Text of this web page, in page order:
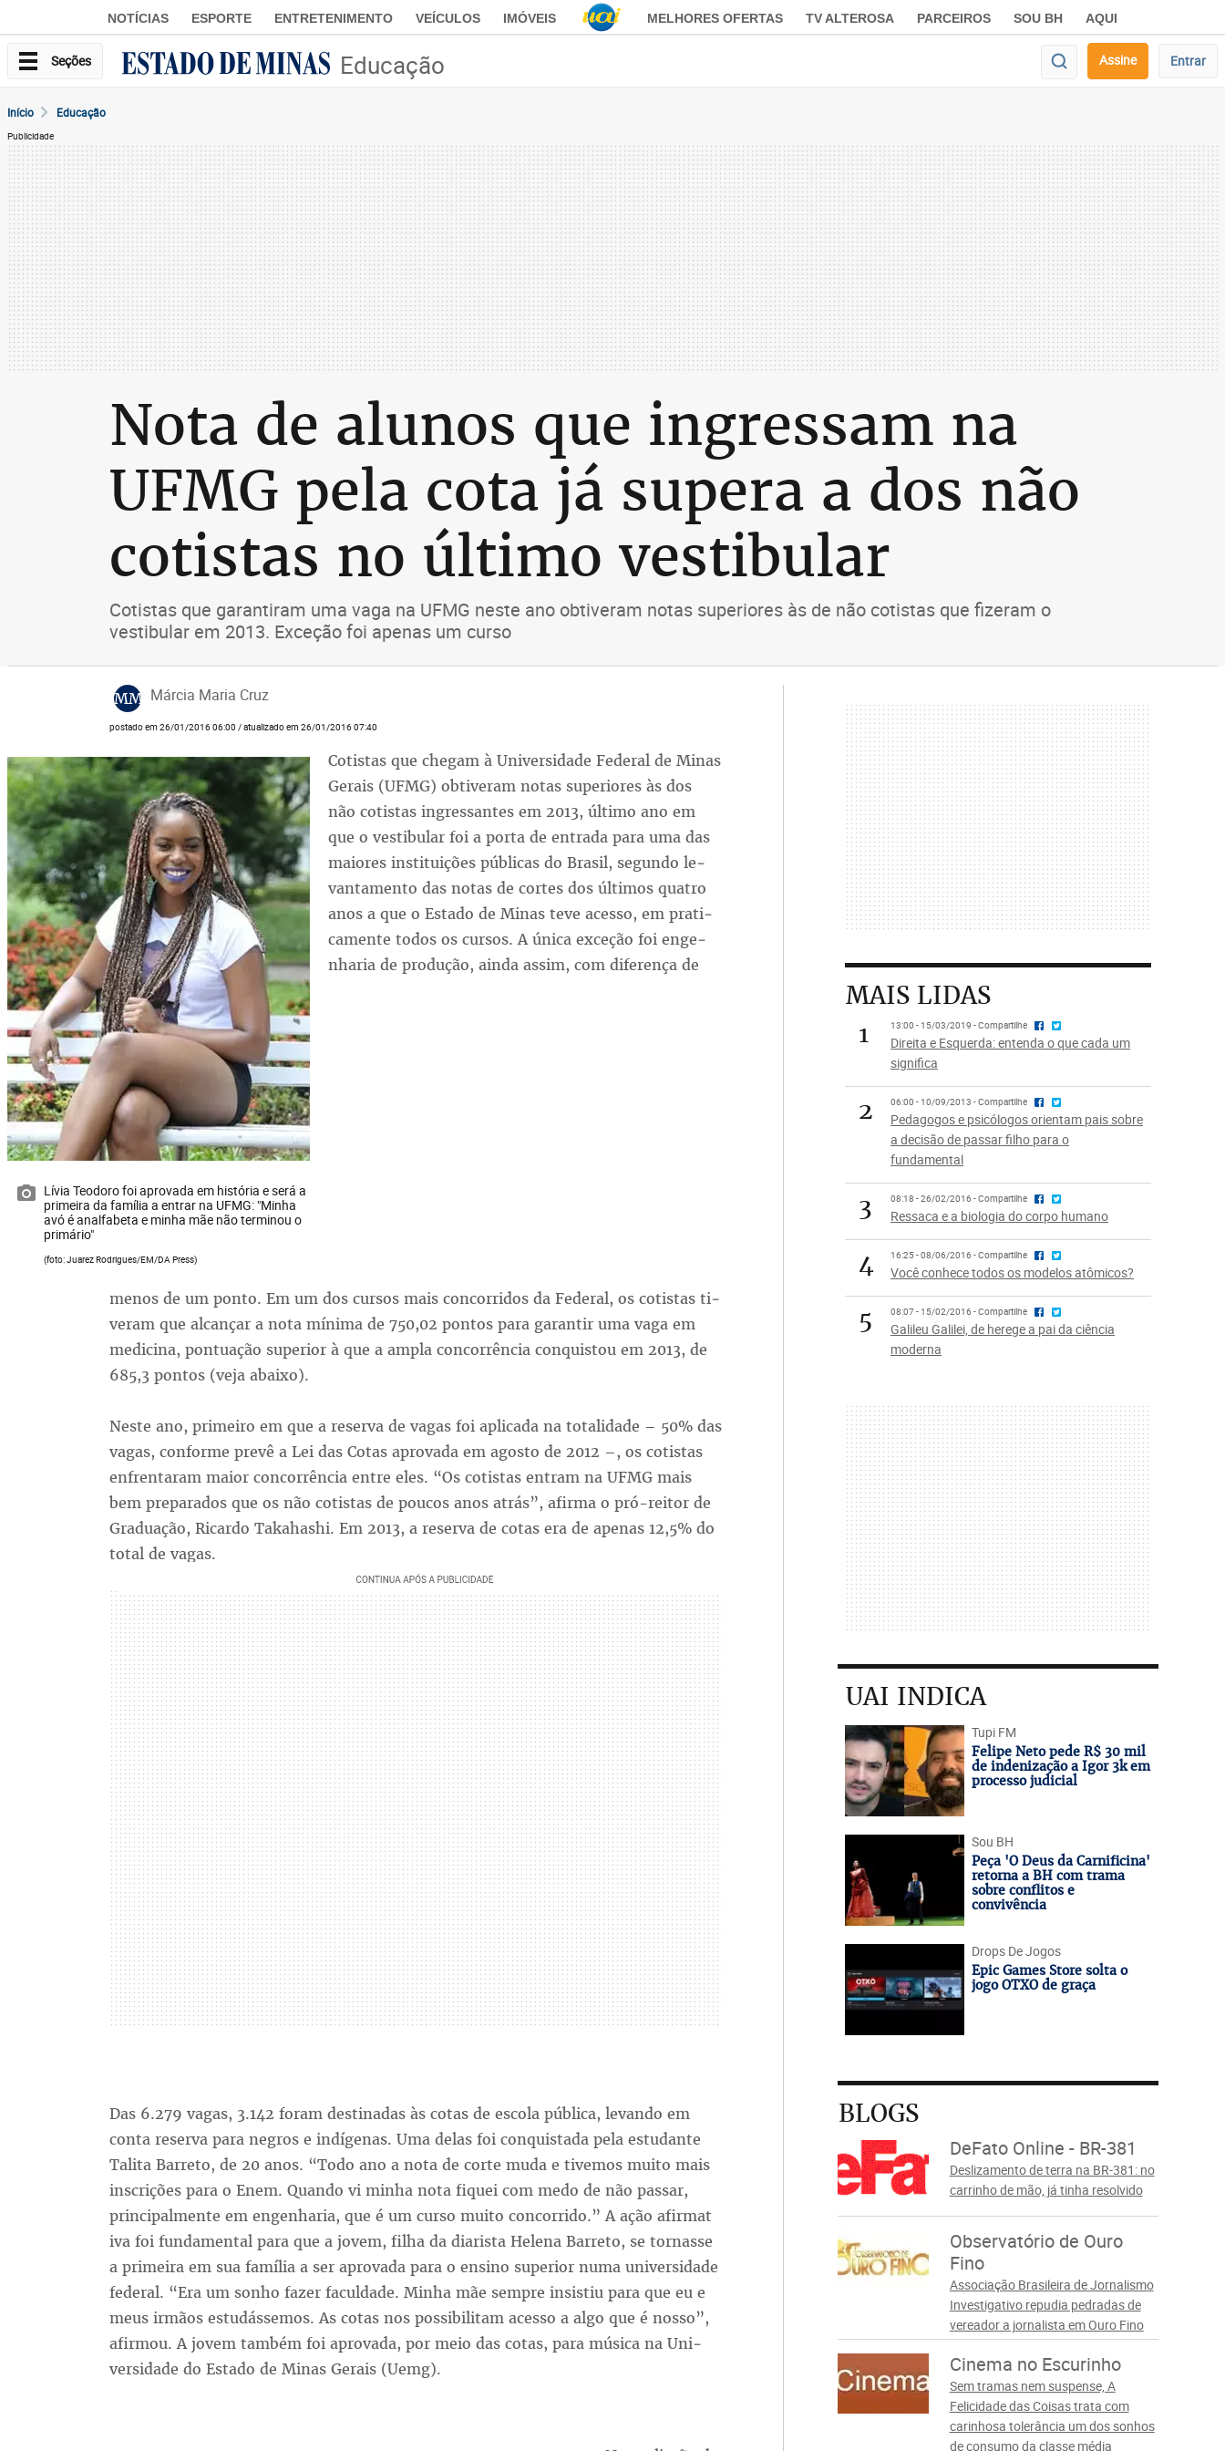
NOTÍCIAS ESPORTE ENTRETENIMENTO VEÍCULOS IMÓVEIS MELHORES OFERTAS TV ALTEROSA PARCEIROS SOU BH AQUI
Seções Educação Assine Entrar
Início Educação
Publicidade
Nota de alunos que ingressam na
UFMG pela cota já supera a dos não
cotistas no último vestibular
Cotistas que garantiram uma vaga na UFMG neste ano obtiveram notas superiores às de não cotistas que fizeram o
vestibular em 2013. Exceção foi apenas um curso
MM Márcia Maria Cruz
postado em 26/01/2016 06:00 / atualizado em 26/01/2016 07:40
Lívia Teodoro foi aprovada em história e será a
primeira da família a entrar na UFMG: "Minha
avó é analfabeta e minha mãe não terminou o
primário"
(foto: Juarez Rodrigues/EM/DA Press)
Co­tis­tas que che­gam à Uni­ver­si­da­de Fe­de­ral de Mi­nas
Ge­rais (UFMG) ob­ti­ve­ram no­tas su­pe­rio­res às dos
não co­tis­tas in­gres­san­tes em 2013, úl­ti­mo ano em
que o ves­ti­bu­lar foi a por­ta de en­tra­da pa­ra uma das
maio­res ins­ti­tui­ções pú­bli­cas do Bra­sil, se­gun­do le­
van­ta­men­to das no­tas de cor­tes dos úl­ti­mos qua­tro
anos a que o Es­ta­do de Mi­nas te­ve aces­so, em pra­ti­
ca­men­te to­dos os cur­sos. A úni­ca ex­ce­ção foi en­ge­
nha­ria de pro­du­ção, ain­da as­sim, com di­fe­ren­ça de
me­nos de um pon­to. Em um dos cur­sos mais con­cor­ri­dos da Fe­de­ral, os co­tis­tas ti­
ve­ram que al­can­çar a no­ta mí­ni­ma de 750,02 pon­tos pa­ra ga­ran­tir uma va­ga em
me­di­ci­na, pon­tua­ção su­pe­rior à que a am­pla con­cor­rên­cia con­quis­tou em 2013, de
685,3 pon­tos (ve­ja abai­xo).
Nes­te ano, pri­mei­ro em que a re­ser­va de va­gas foi apli­ca­da na to­ta­li­da­de – 50% das
va­gas, con­for­me pre­vê a Lei das Co­tas apro­va­da em agos­to de 2012 –, os co­tis­tas
en­fren­ta­ram maior con­cor­rên­cia en­tre eles. “Os co­tis­tas en­tram na UFMG mais
bem pre­pa­ra­dos que os não co­tis­tas de pou­cos anos atrás”, afir­ma o pró-rei­tor de
Gra­dua­ção, Ri­car­do Takahashi. Em 2013, a re­ser­va de co­tas era de ape­nas 12,5% do
to­tal de va­gas.
Das 6.279 va­gas, 3.142 fo­ram des­ti­na­das às co­tas de es­co­la pú­bli­ca, le­van­do em
con­ta re­ser­va pa­ra ne­gros e in­dí­ge­nas. Uma de­las foi con­quis­ta­da pe­la es­tu­dan­te
Ta­li­ta Bar­re­to, de 20 anos. “To­do ano a no­ta de cor­te mu­da e ti­ve­mos mui­to mais
ins­cri­ções pa­ra o Enem. Quan­do vi mi­nha no­ta fi­quei com me­do de não pas­sar,
prin­ci­pal­men­te em en­ge­nha­ria, que é um cur­so mui­to con­cor­ri­do.” A ação afir­ma­t
i­va foi fun­da­men­tal pa­ra que a jo­vem, fi­lha da dia­ris­ta He­le­na Bar­re­to, se tor­nas­se
a pri­mei­ra em sua fa­mí­lia a ser apro­va­da pa­ra o en­si­no su­pe­rior nu­ma uni­ver­si­da­de
fe­de­ral. “Era um so­nho fa­zer fa­cul­da­de. Mi­nha mãe sem­pre in­sis­tiu pa­ra que eu e
meus ir­mãos es­tu­dás­se­mos. As co­tas nos pos­si­bi­li­tam aces­so a al­go que é nos­so”,
afir­mou. A jo­vem tam­bém foi apro­va­da, por meio das co­tas, pa­ra mú­si­ca na Uni­
ver­si­da­de do Es­ta­do de Mi­nas Ge­rais (Ue­mg).
MAIS LIDAS
1
13:00 - 15/03/2019 - Compartilhe
Direita e Esquerda: entenda o que cada um
significa
2 06:00 - 10/09/2013 - Compartilhe
Pedagogos e psicólogos orientam pais sobre
a decisão de passar filho para o
fundamental
3 08:18 - 26/02/2016 - Compartilhe
Ressaca e a biologia do corpo humano
4 16:25 - 08/06/2016 - Compartilhe
Você conhece todos os modelos atômicos?
5 08:07 - 15/02/2016 - Compartilhe
Galileu Galilei, de herege a pai da ciência
moderna
UAI INDICA
Tupi FM
Felipe Neto pede R$ 30 mil
de indenização a Igor 3k em
processo judicial
Sou BH
Peça 'O Deus da Carnificina'
retorna a BH com trama
sobre conflitos e
convivência
Drops De Jogos
Epic Games Store solta o
jogo OTXO de graça
BLOGS
DeFato Online - BR-381
Deslizamento de terra na BR-381: no
carrinho de mão, já tinha resolvido
Observatório de Ouro
Fino
Associação Brasileira de Jornalismo
Investigativo repudia pedradas de
vereador a jornalista em Ouro Fino
Cinema no Escurinho
Sem tramas nem suspense, A
Felicidade das Coisas trata com
carinhosa tolerância um dos sonhos
de consumo da classe média